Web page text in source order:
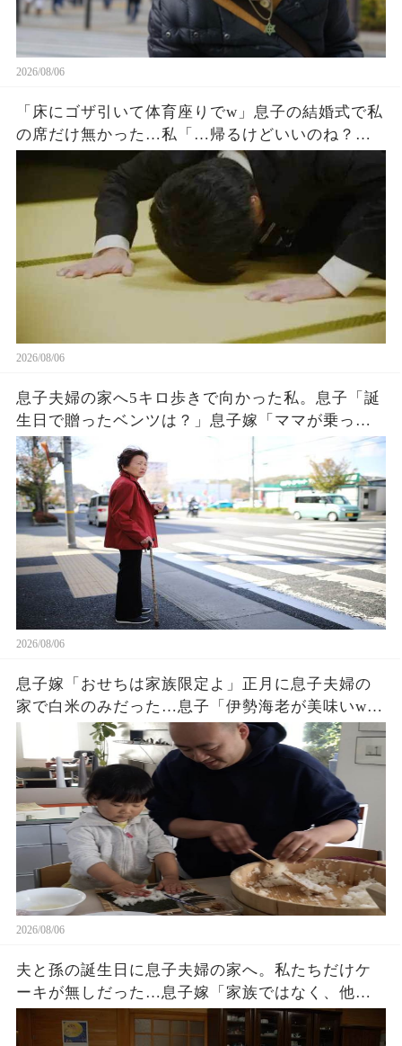
2026/08/06
「床にゴザ引いて体育座りでw」息子の結婚式で私
の席だけ無かった…私「…帰るけどいいのね？」
息子嫁「とっとと帰れw」→30分後、結婚式でトラ
ブルが起きたw
2026/08/06
息子夫婦の家へ5キロ歩きで向かった私。息子「誕
生日で贈ったベンツは？」息子嫁「ママが乗って
るわ！お義母さんは若いから不要でしょw」息子
「はぁ…そうか…」→1週間後、息子嫁は青ざめ地
獄へw
2026/08/06
息子嫁「おせちは家族限定よ」正月に息子夫婦の
家で白米のみだった…息子「伊勢海老が美味いw」
夫「家に戻ろう」私「はい」→翌日、息子夫婦か
ら300件の鬼電が…w
2026/08/06
夫と孫の誕生日に息子夫婦の家へ。私たちだけケ
ーキが無しだった…息子嫁「家族ではなく、他人
でしょ？w」夫「家に戻ろう…」私「そうね…」→
翌日､血相を変えた息子嫁から鬼電が…